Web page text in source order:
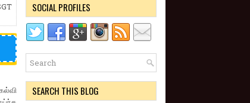
SOCIAL PROFILES
SEARCH THIS BLOG